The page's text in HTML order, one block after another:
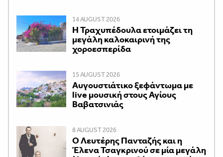
14 AUGUST 2026
Η Τραχυπέδουλα ετοιμάζει τη
μεγάλη καλοκαιρινή της
χοροεσπερίδα
15 AUGUST 2026
Αυγουστιάτικο ξεφάντωμα με
live μουσική στους Αγίους
Βαβατσινιάς
8 AUGUST 2026
Ο Λευτέρης Πανταζής και η
Έλενα Τσαγκρινού σε μία μεγάλη